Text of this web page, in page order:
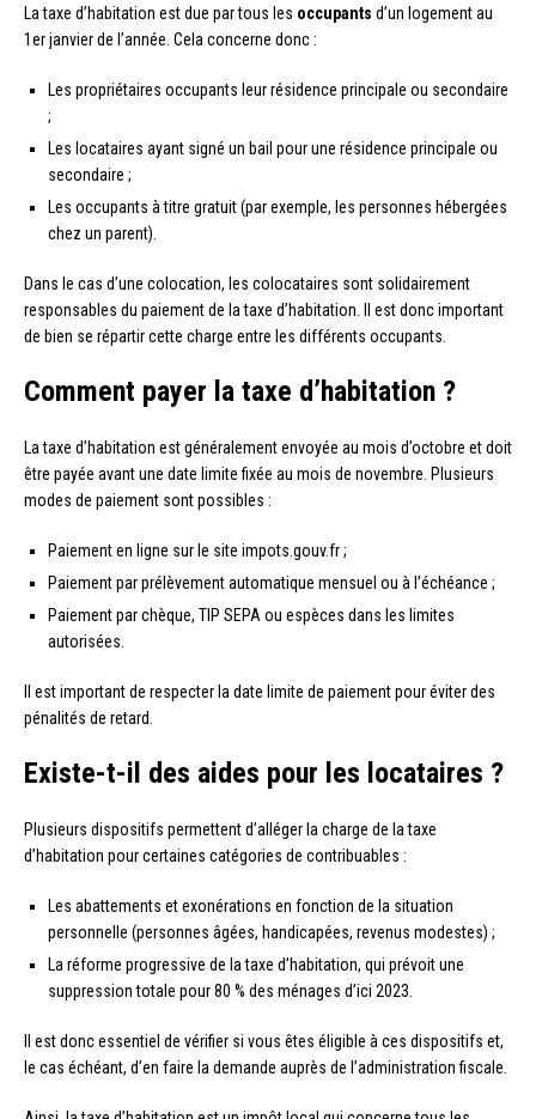
La taxe d’habitation est due par tous les occupants d’un logement au
1er janvier de l’année. Cela concerne donc :
Les propriétaires occupants leur résidence principale ou secondaire
;
Les locataires ayant signé un bail pour une résidence principale ou
secondaire ;
Les occupants à titre gratuit (par exemple, les personnes hébergées
chez un parent).
Dans le cas d’une colocation, les colocataires sont solidairement
responsables du paiement de la taxe d’habitation. Il est donc important
de bien se répartir cette charge entre les différents occupants.
Comment payer la taxe d’habitation ?
La taxe d’habitation est généralement envoyée au mois d’octobre et doit
être payée avant une date limite fixée au mois de novembre. Plusieurs
modes de paiement sont possibles :
Paiement en ligne sur le site impots.gouv.fr ;
Paiement par prélèvement automatique mensuel ou à l’échéance ;
Paiement par chèque, TIP SEPA ou espèces dans les limites
autorisées.
Il est important de respecter la date limite de paiement pour éviter des
pénalités de retard.
Existe-t-il des aides pour les locataires ?
Plusieurs dispositifs permettent d’alléger la charge de la taxe
d’habitation pour certaines catégories de contribuables :
Les abattements et exonérations en fonction de la situation
personnelle (personnes âgées, handicapées, revenus modestes) ;
La réforme progressive de la taxe d’habitation, qui prévoit une
suppression totale pour 80 % des ménages d’ici 2023.
Il est donc essentiel de vérifier si vous êtes éligible à ces dispositifs et,
le cas échéant, d’en faire la demande auprès de l’administration fiscale.